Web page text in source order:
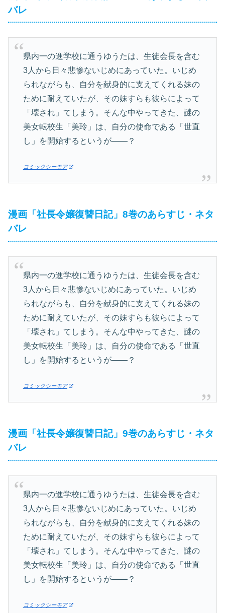
バレ
県内一の進学校に通うゆうたは、生徒会長を含む
3人から日々悲惨ないじめにあっていた。いじめ
られながらも、自分を献身的に支えてくれる妹の
ために耐えていたが、その妹すらも彼らによって
「壊され」てしまう。そんな中やってきた、謎の
美女転校生「美玲」は、自分の使命である「世直
し」を開始するというが――？
コミックシーモア
漫画「社長令嬢復讐日記」8巻のあらすじ・ネタ
バレ
県内一の進学校に通うゆうたは、生徒会長を含む
3人から日々悲惨ないじめにあっていた。いじめ
られながらも、自分を献身的に支えてくれる妹の
ために耐えていたが、その妹すらも彼らによって
「壊され」てしまう。そんな中やってきた、謎の
美女転校生「美玲」は、自分の使命である「世直
し」を開始するというが――？
コミックシーモア
漫画「社長令嬢復讐日記」9巻のあらすじ・ネタ
バレ
県内一の進学校に通うゆうたは、生徒会長を含む
3人から日々悲惨ないじめにあっていた。いじめ
られながらも、自分を献身的に支えてくれる妹の
ために耐えていたが、その妹すらも彼らによって
「壊され」てしまう。そんな中やってきた、謎の
美女転校生「美玲」は、自分の使命である「世直
し」を開始するというが――？
コミックシーモア